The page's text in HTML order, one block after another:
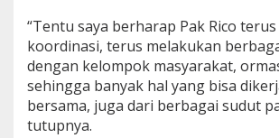
“Tentu saya berharap Pak Rico
koordinasi, terus melakukan
dengan kelompok masyarakat,
sehingga banyak hal yang bisa
bersama, juga dari berbagai sudut
tutupnya.